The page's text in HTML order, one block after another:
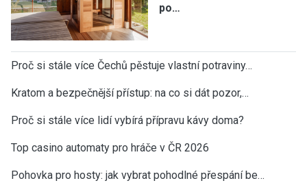
po…
Proč si stále více Čechů pěstuje vlastní potraviny…
Kratom a bezpečnější přístup: na co si dát pozor,…
Proč si stále více lidí vybírá přípravu kávy doma?
Top casino automaty pro hráče v ČR 2026
Pohovka pro hosty: jak vybrat pohodlné přespání be…